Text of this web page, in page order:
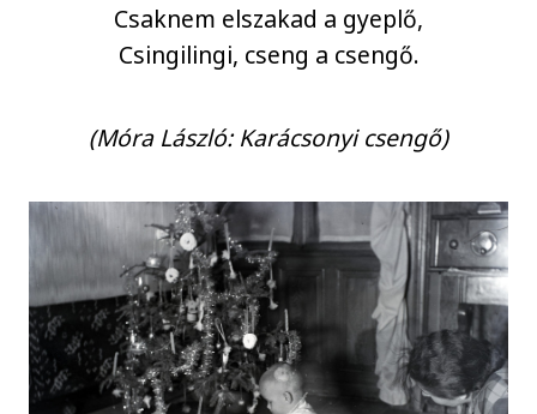
Csaknem elszakad a gyeplő,
Csingilingi, cseng a csengő.
(Móra László: Karácsonyi csengő)